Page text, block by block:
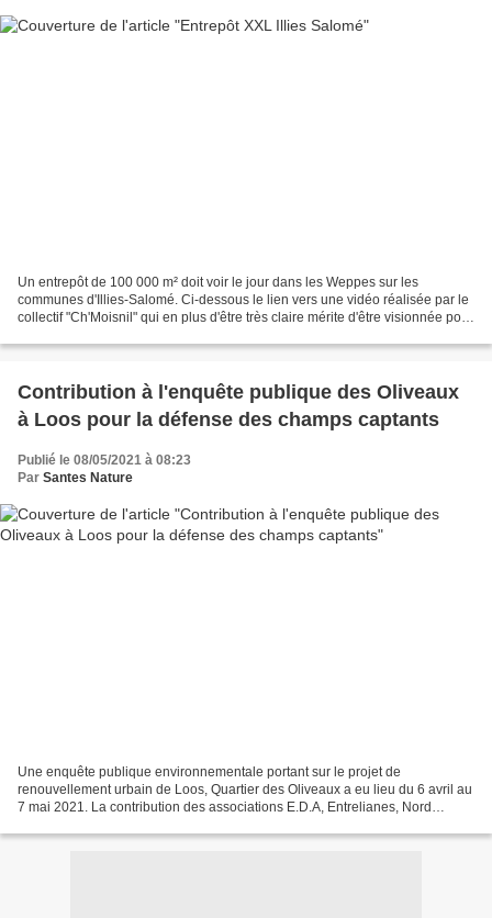
Un entrepôt de 100 000 m² doit voir le jour dans les Weppes sur les
communes d'Illies-Salomé. Ci-dessous le lien vers une vidéo réalisée par le
collectif "Ch'Moisnil" qui en plus d'être très claire mérite d'être visionnée pour
Contribution à l'enquête publique des Oliveaux
à Loos pour la défense des champs captants
Publié le 08/05/2021 à 08:23
Par Santes Nature
Une enquête publique environnementale portant sur le projet de
renouvellement urbain de Loos, Quartier des Oliveaux a eu lieu du 6 avril au
7 mai 2021. La contribution des associations E.D.A, Entrelianes, Nord